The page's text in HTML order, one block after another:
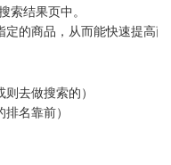
结果页中。
的商品，从而能快速提高
去做搜索的）
名靠前）